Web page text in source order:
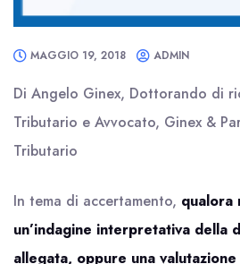
MAGGIO 19, 2018 ADMIN
Di Angelo Ginex, Dottorando di
Tributario e Avvocato, Ginex &
Tributario
In tema di accertamento, qualora
un’indagine interpretativa della
allegata, oppure una